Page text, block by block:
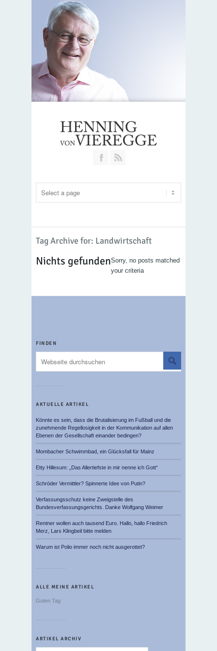
Join our Facebook Group
Tag Archive for: Landwirtschaft
Nichts gefundenSorry, no posts matched
your criteria
FINDEN
AKTUELLE ARTIKEL
Könnte es sein, dass die Brutalisierung im Fußball und die
zunehmende Regellosigkeit in der Kommunikation auf allen
Ebenen der Gesellschaft einander bedingen?
Mombacher Schwimmbad, ein Glücksfall für Mainz
Etty Hillesum: „Das Allertiefste in mir nenne ich Gott“
Schröder Vermittler? Spinnerte Idee von Putin?
Verfassungsschutz keine Zweigstelle des
Bundesverfassungsgerichts. Danke Wolfgang Weimer
Rentner wollen auch tausend Euro. Hallo, hallo Friedrich
Merz, Lars Klingbeil bitte melden
Warum ist Polio immer noch nicht ausgerottet?
ALLE MEINE ARTIKEL
Guten Tag
ARTIKEL ARCHIV